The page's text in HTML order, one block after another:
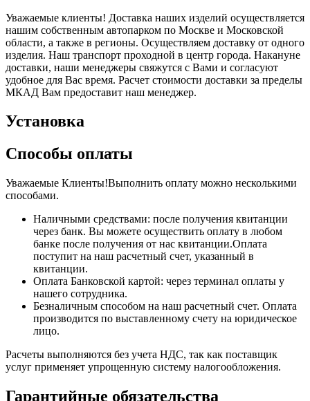
Уважаемые клиенты! Доставка наших изделий осуществляется
нашим собственным автопарком по Москве и Московской
области, а также в регионы. Осуществляем доставку от одного
изделия. Наш транспорт проходной в центр города. Накануне
доставки, наши менеджеры свяжутся с Вами и согласуют
удобное для Вас время. Расчет стоимости доставки за пределы
МКАД Вам предоставит наш менеджер.
Установка
Способы оплаты
Уважаемые Клиенты!Выполнить оплату можно несколькими
способами.
Наличными средствами: после получения квитанции
через банк. Вы можете осуществить оплату в любом
банке после получения от нас квитанции.Оплата
поступит на наш расчетный счет, указанный в
квитанции.
Оплата Банковской картой: через терминал оплаты у
нашего сотрудника.
Безналичным способом на наш расчетный счет. Оплата
производится по выставленному счету на юридическое
лицо.
Расчеты выполняются без учета НДС, так как поставщик
услуг применяет упрощенную систему налогообложения.
Гарантийные обязательства